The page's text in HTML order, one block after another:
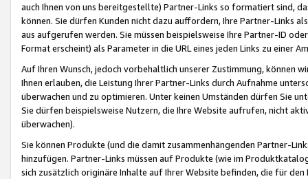
auch Ihnen von uns bereitgestellte) Partner-Links so formatiert sind,
können. Sie dürfen Kunden nicht dazu auffordern, Ihre Partner-Links
aus aufgerufen werden. Sie müssen beispielsweise Ihre Partner-ID
Format erscheint) als Parameter in die URL eines jeden Links zu einer
Auf Ihren Wunsch, jedoch vorbehaltlich unserer Zustimmung, können
Ihnen erlauben, die Leistung Ihrer Partner-Links durch Aufnahme
überwachen und zu optimieren. Unter keinen Umständen dürfen Sie
Sie dürfen beispielsweise Nutzern, die Ihre Website aufrufen, nicht
überwachen).
Sie können Produkte (und die damit zusammenhängenden Partner-
hinzufügen. Partner-Links müssen auf Produkte (wie im
sich zusätzlich originäre Inhalte auf Ihrer Website befinden, die für